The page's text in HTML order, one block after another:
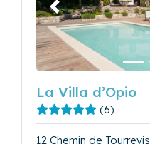
Précédent
La Villa d’Opio
(6)
12 Chemin de